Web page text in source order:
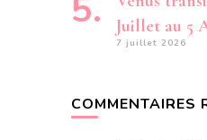
Juillet au 5
7 juillet 2026
COMMENTAIRES